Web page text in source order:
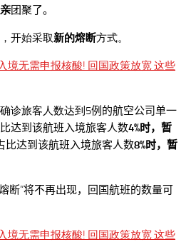
团聚了。
开始采取新的熔断方式。
诊旅客人数达到5例的航空公司单一
达到该航班入境旅客人数4%时，暂
比达到该航班入境旅客人数8%时，暂
断”将不再出现，回国航班的数量可